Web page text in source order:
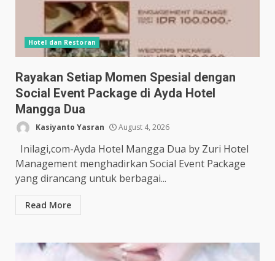
Hotel dan Restoran
Rayakan Setiap Momen Spesial dengan
Social Event Package di Ayda Hotel
Mangga Dua
Kasiyanto Yasran August 4, 2026
Inilagi,com-Ayda Hotel Mangga Dua by Zuri Hotel
Management menghadirkan Social Event Package
yang dirancang untuk berbagai...
Read More